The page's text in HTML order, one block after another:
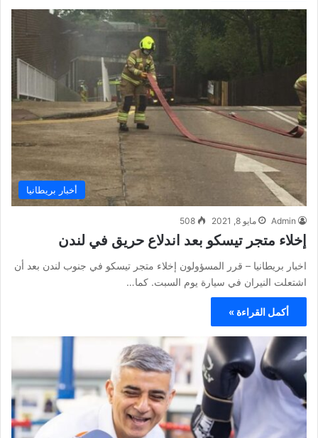
أخبار بريطانيا
Admin مايو 8, 2021 508
إخلاء متجر تيسكو بعد اندلاع حريق في لندن
اخبار بريطانيا – قرر المسؤولون إخلاء متجر تيسكو في جنوب لندن بعد أن
اشتعلت النيران في سيارة يوم السبت. كما…
أكمل القراءة »